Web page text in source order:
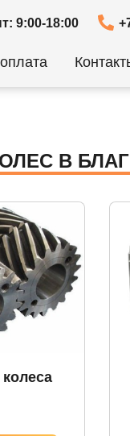
9:00-18:00
В